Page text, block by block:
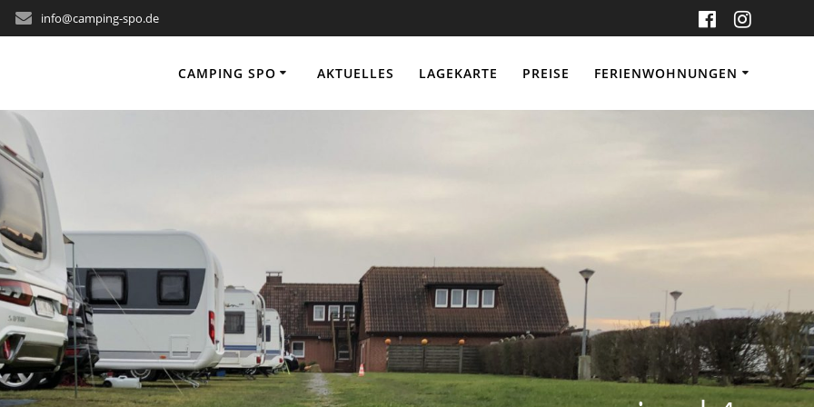
info@camping-spo.de
CAMPING SPO AKTUELLES LAGEKARTE PREISE FERIENWOHNUNGEN